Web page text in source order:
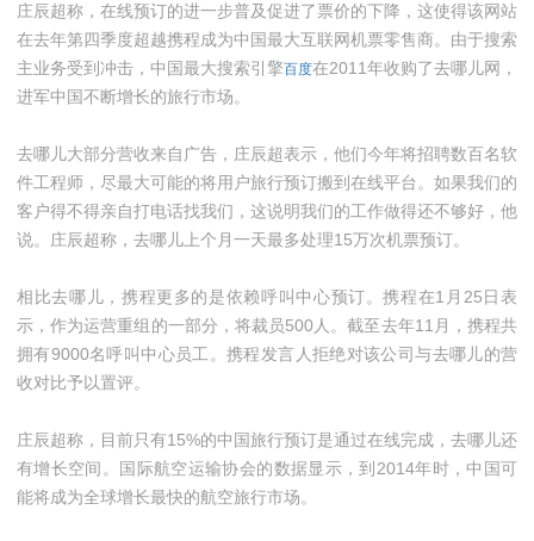
庄辰超称，在线预订的进一步普及促进了票价的下降，这使得该网站
在去年第四季度超越携程成为中国最大互联网机票零售商。由于搜索
主业务受到冲击，中国最大搜索引擎百度在2011年收购了去哪儿网，
进军中国不断增长的旅行市场。
去哪儿大部分营收来自广告，庄辰超表示，他们今年将招聘数百名软
件工程师，尽最大可能的将用户旅行预订搬到在线平台。如果我们的
客户得不得亲自打电话找我们，这说明我们的工作做得还不够好，他
说。庄辰超称，去哪儿上个月一天最多处理15万次机票预订。
相比去哪儿，携程更多的是依赖呼叫中心预订。携程在1月25日表
示，作为运营重组的一部分，将裁员500人。截至去年11月，携程共
拥有9000名呼叫中心员工。携程发言人拒绝对该公司与去哪儿的营
收对比予以置评。
庄辰超称，目前只有15%的中国旅行预订是通过在线完成，去哪儿还
有增长空间。国际航空运输协会的数据显示，到2014年时，中国可
能将成为全球增长最快的航空旅行市场。